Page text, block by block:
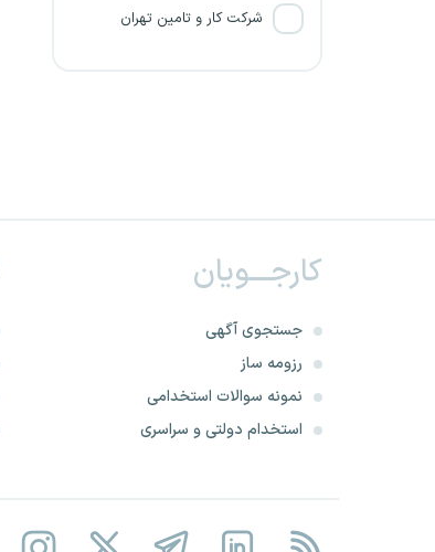
شرکت کار و تامین تهران
مدیریت تولید برق منتظر قائم
دهیاری های کشور
موسسه خدمات حفاظتی و
شرکت نیرو نصر آرمان
کارجـــویان
جستجوی آگهی
رزومه ساز
نمونه سوالات استخدامی
استخدام دولتی و سراسری